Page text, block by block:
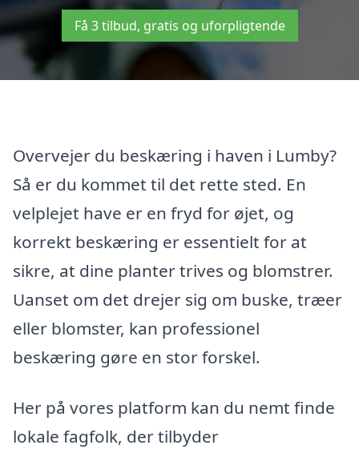
Få 3 tilbud, gratis og uforpligtende
Overvejer du beskæring i haven i Lumby?
Så er du kommet til det rette sted. En
velplejet have er en fryd for øjet, og
korrekt beskæring er essentielt for at
sikre, at dine planter trives og blomstrer.
Uanset om det drejer sig om buske, træer
eller blomster, kan professionel
beskæring gøre en stor forskel.
Her på vores platform kan du nemt finde
lokale fagfolk, der tilbyder